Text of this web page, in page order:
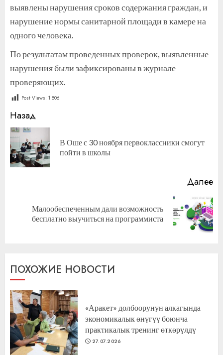
выявлены нарушения сроков содержания граждан, и
нарушение нормы санитарной площади в камере на
одного человека.
По результатам проведенных проверок, выявленные
нарушения были зафиксированы в журнале
проверяющих.
Post Views: 1 506
Продолжить
чтение
Назад
В Оше с 30 ноября первоклассники смогут
пойти в школы
Далее
Следующая
запись:
Малообеспеченным дали возможность
бесплатно выучиться на программиста
ПОХОЖИЕ НОВОСТИ
«Аракет» долбоорунун алкагында
экономикалык өнүгүү боюнча
практикалык тренинг өткөрүлдү
27.07.2026